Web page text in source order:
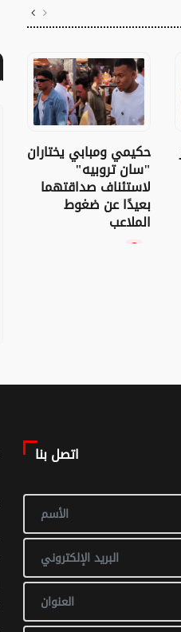
حكيمي ومبابي يختاران
"سان تروبيه"
لاستئناف صداقتهما
بعيدًا عن ضغوط
الملاعب
اتصل بنا